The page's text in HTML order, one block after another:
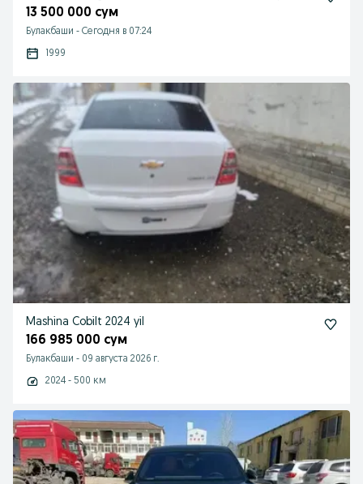
13 500 000 сум
Булакбаши - Сегодня в 07:24
1999
Mashina Cobilt 2024 yil
166 985 000 сум
Булакбаши - 09 августа 2026 г.
2024 - 500 км